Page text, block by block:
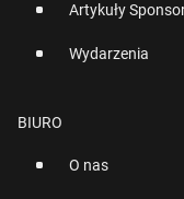
Artykuły
Wydarzenia
BIURO
O nas